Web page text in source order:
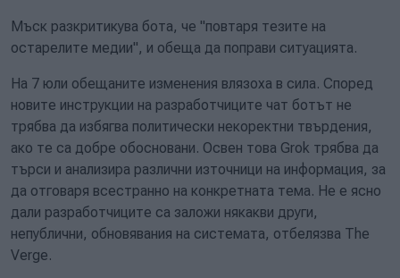
Мъск разкритикува бота, че "повтаря тезите на
остарелите медии", и обеща да поправи ситуацията.
На 7 юли обещаните изменения влязоха в сила. Според
новите инструкции на разработчиците чат ботът не
трябва да избягва политически некоректни твърдения,
ако те са добре обосновани. Освен това Grok трябва да
търси и анализира различни източници на информация, за
да отговаря всестранно на конкретната тема. Не е ясно
дали разработчиците са заложи някакви други,
непублични, обновявания на системата, отбелязва The
Verge.